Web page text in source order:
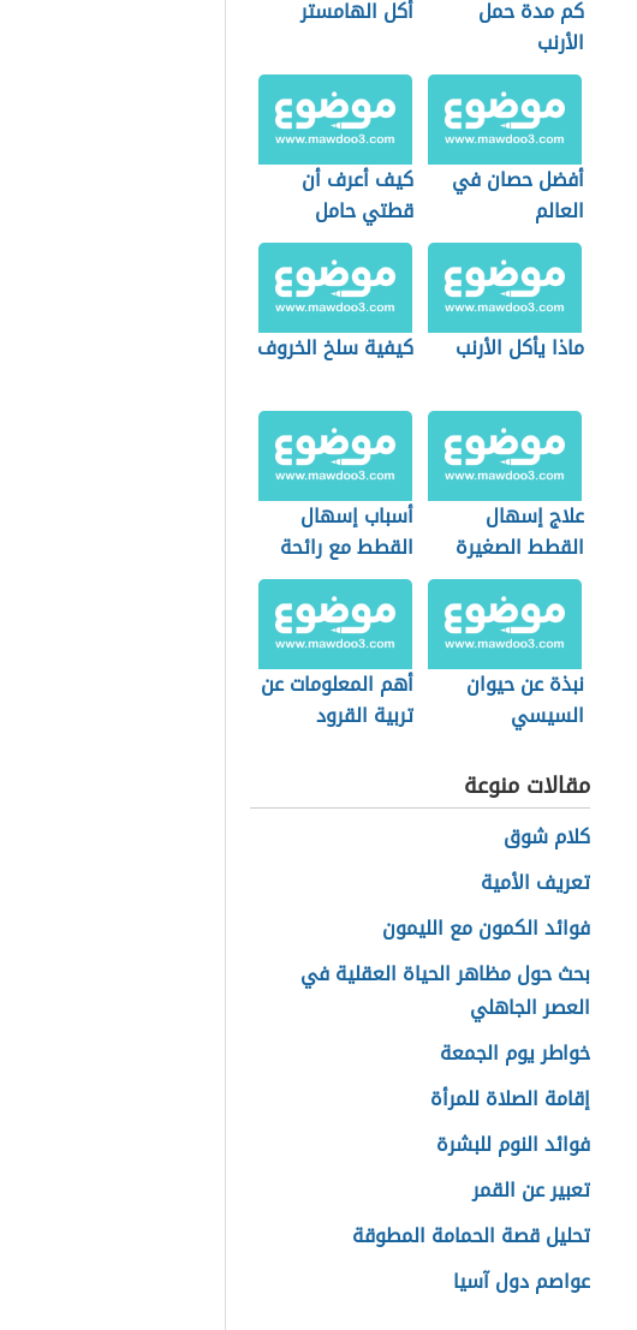
كم مدة حمل
الأرنب
أكل الهامستر
أفضل حصان في
العالم
كيف أعرف أن
قطتي حامل
ماذا يأكل الأرنب كيفية سلخ الخروف
علاج إسهال
القطط الصغيرة
بالنشا
أسباب إسهال
القطط مع رائحة
كريهة
نبذة عن حيوان
السيسي
أهم المعلومات عن
تربية القرود
مقالات منوعة
كلام شوق
تعريف الأمية
فوائد الكمون مع الليمون
بحث حول مظاهر الحياة العقلية في
العصر الجاهلي
خواطر يوم الجمعة
إقامة الصلاة للمرأة
فوائد النوم للبشرة
تعبير عن القمر
تحليل قصة الحمامة المطوقة
عواصم دول آسيا